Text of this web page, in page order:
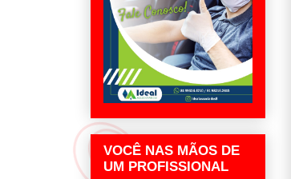
VOCÊ NAS MÃOS DE
UM PROFISSIONAL